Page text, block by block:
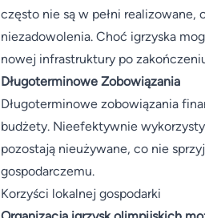
często nie są w pełni realizowane,
niezadowolenia. Choć igrzyska
nowej infrastruktury po
Długoterminowe Zobowiązania
Długoterminowe zobowiązania
budżety. Nieefektywnie
pozostają nieużywane, co nie
gospodarczemu.
Korzyści lokalnej gospodarki